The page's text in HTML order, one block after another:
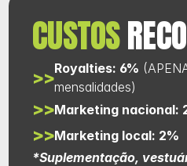
CUSTOS
>>Royalties: 6%
mensalidades)
>>Marketing nacional:
>>Marketing local: 2%
*Suplementação,